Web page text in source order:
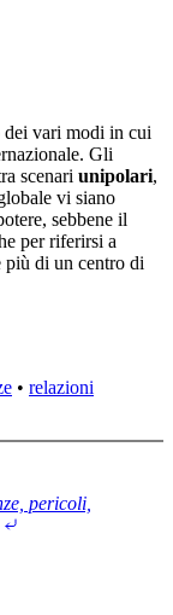
dei vari modi in cui
Gli
scenari unipolari,
vi siano
sebbene il
per riferirsi a
più di un centro di
• relazioni
pericoli,